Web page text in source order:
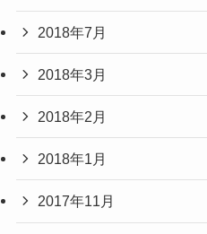
2018年7月
2018年3月
2018年2月
2018年1月
2017年11月